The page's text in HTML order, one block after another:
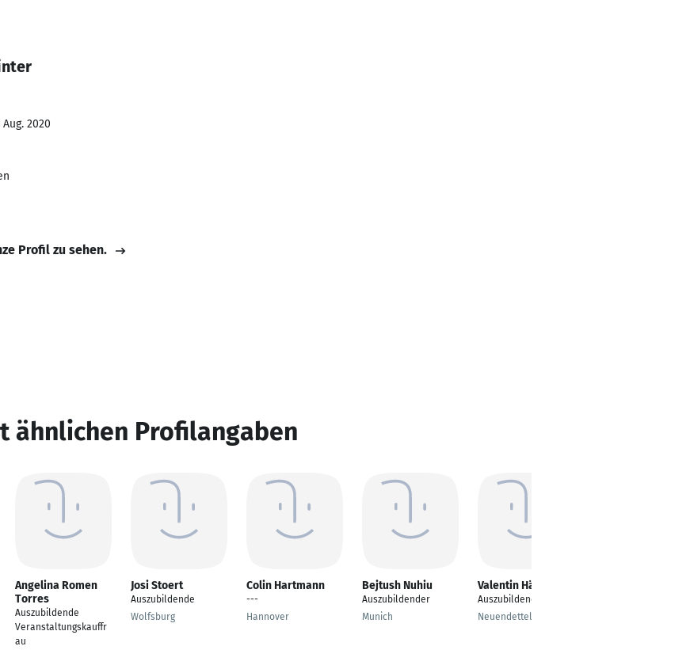
2020
Profil zu sehen.
ähnlichen Profilangaben
Angelina Romen
Torres
Auszubildende
Veranstaltungskauffr
au
Josi Stoert
Auszubildende
Wolfsburg
Colin Hartmann
---
Hannover
Bejtush Nuhiu
Auszubildender
Munich
Valentin Härdtlein
Auszubildender
Neuendettelsau